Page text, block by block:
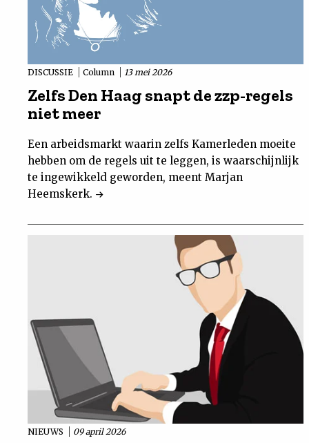
DISCUSSIE Column 13 mei 2026
Zelfs Den Haag snapt de zzp-regels
niet meer
Een arbeidsmarkt waarin zelfs Kamerleden moeite
hebben om de regels uit te leggen, is waarschijnlijk
te ingewikkeld geworden, meent Marjan
Heemskerk.
NIEUWS 09 april 2026